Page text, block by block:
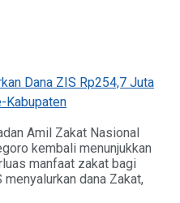
Amil Zakat Nasional
kembali menunjukkan
manfaat zakat bagi
dana Zakat,